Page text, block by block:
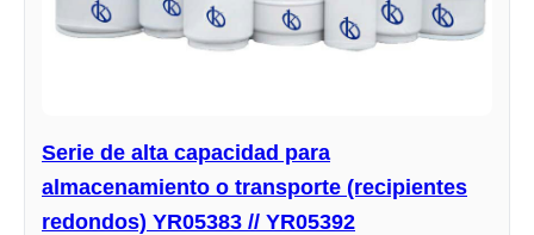
Serie de alta capacidad para
almacenamiento o transporte (recipientes
redondos) YR05383 // YR05392